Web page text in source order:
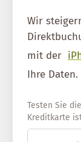
Wir
mit der
Ihre Daten.
Testen Sie
Kreditkarte